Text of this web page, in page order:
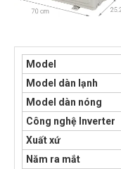
Model
Model dàn lạnh
Model dàn nóng
Công nghệ Inverter
Xuất xứ
Năm ra mắt